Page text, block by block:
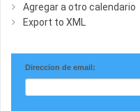
Agregar a otro calendario
Export to XML
Direccion de email: